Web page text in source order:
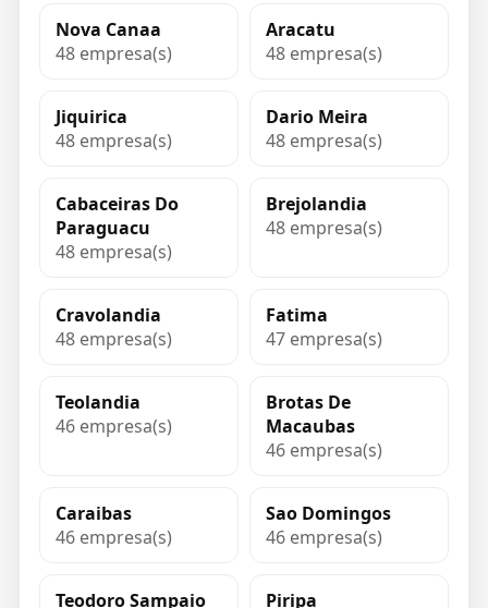
Nova Canaa
48 empresa(s)
Aracatu
48 empresa(s)
Jiquirica
48 empresa(s)
Dario Meira
48 empresa(s)
Cabaceiras Do
Paraguacu
48 empresa(s)
Brejolandia
48 empresa(s)
Cravolandia
48 empresa(s)
Fatima
47 empresa(s)
Teolandia
46 empresa(s)
Brotas De
Macaubas
46 empresa(s)
Caraibas
46 empresa(s)
Sao Domingos
46 empresa(s)
Teodoro Sampaio
Piripa